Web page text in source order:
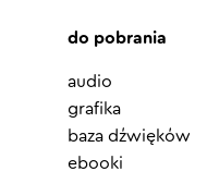
do pobrania
audio
grafika
baza dźwięków
ebooki